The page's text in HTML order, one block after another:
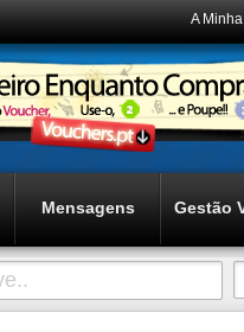
A
Mensagens Gestão